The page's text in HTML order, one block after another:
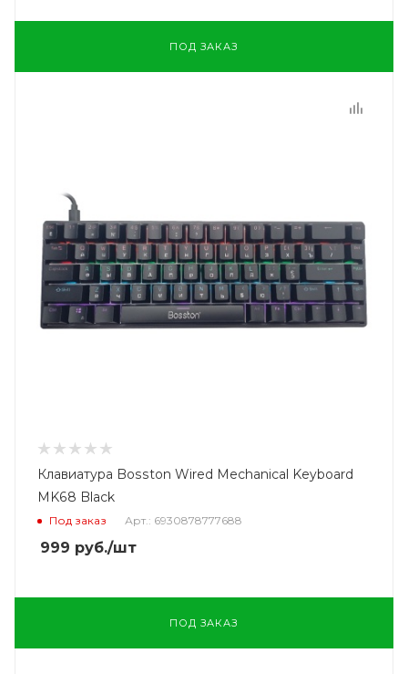
ПОД ЗАКАЗ
Клавиатура Bosston Wired Mechanical Keyboard
MK68 Black
Под заказ Арт.: 6930878777688
999 руб./шт
ПОД ЗАКАЗ